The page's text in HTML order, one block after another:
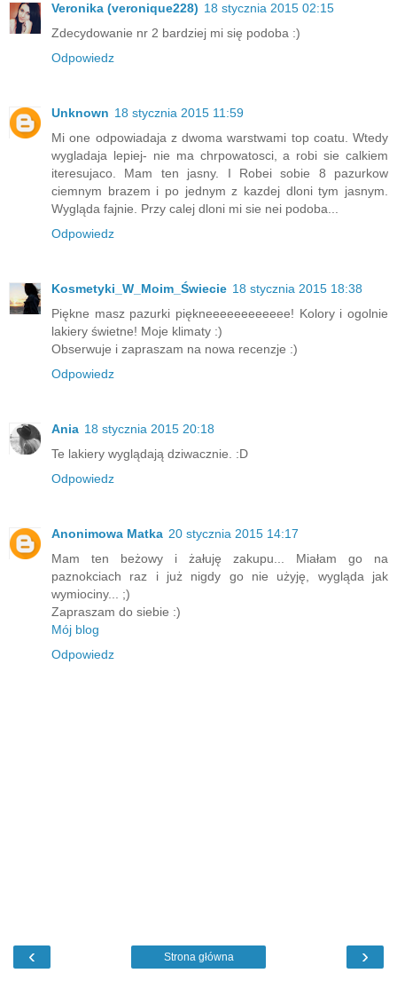
Veronika (veronique228) 18 stycznia 2015 02:15
Zdecydowanie nr 2 bardziej mi się podoba :)
Odpowiedz
Unknown 18 stycznia 2015 11:59
Mi one odpowiadaja z dwoma warstwami top coatu. Wtedy
wygladaja lepiej- nie ma chrpowatosci, a robi sie calkiem
iteresujaco. Mam ten jasny. I Robei sobie 8 pazurkow
ciemnym brazem i po jednym z kazdej dloni tym jasnym.
Wygląda fajnie. Przy calej dloni mi sie nei podoba...
Odpowiedz
Kosmetyki_W_Moim_Świecie 18 stycznia 2015 18:38
Piękne masz pazurki piękneeeeeeeeeeee! Kolory i ogolnie
lakiery świetne! Moje klimaty :)
Obserwuje i zapraszam na nowa recenzje :)
Odpowiedz
Ania 18 stycznia 2015 20:18
Te lakiery wyglądają dziwacznie. :D
Odpowiedz
Anonimowa Matka 20 stycznia 2015 14:17
Mam ten beżowy i żałuję zakupu... Miałam go na
paznokciach raz i już nigdy go nie użyję, wygląda jak
wymiociny... ;)
Zapraszam do siebie :)
Mój blog
Odpowiedz
‹ ›
Strona główna